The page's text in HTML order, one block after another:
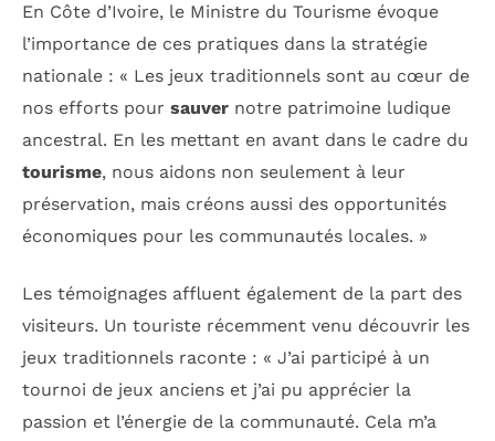
En Côte d’Ivoire, le Ministre du Tourisme évoque
l’importance de ces pratiques dans la stratégie
nationale : « Les jeux traditionnels sont au cœur de
nos efforts pour sauver notre patrimoine ludique
ancestral. En les mettant en avant dans le cadre du
tourisme, nous aidons non seulement à leur
préservation, mais créons aussi des opportunités
économiques pour les communautés locales. »
Les témoignages affluent également de la part des
visiteurs. Un touriste récemment venu découvrir les
jeux traditionnels raconte : « J’ai participé à un
tournoi de jeux anciens et j’ai pu apprécier la
passion et l’énergie de la communauté. Cela m’a